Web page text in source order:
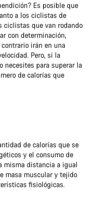
Es posible que
a los ciclistas de
ciclistas que van rodando
con determinación,
irán en una
Pero, si la
necesites para superar la
de calorías que
de calorías que se
y el consumo de
misma distancia a igual
masa muscular y tejido
fisiológicas.